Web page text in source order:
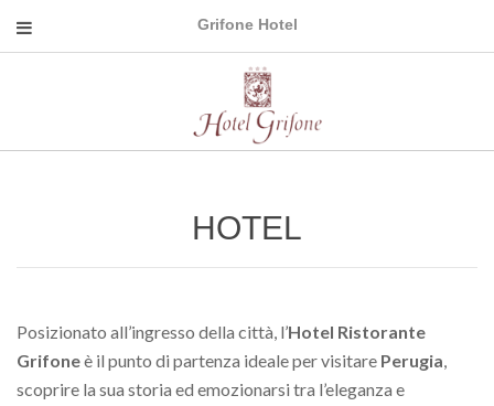
Grifone Hotel
HOTEL
Posizionato all’ingresso della città, l’Hotel Ristorante
Grifoneè il punto di partenza ideale per visitare Perugia,
scoprire la sua storia ed emozionarsi tra l’eleganza e